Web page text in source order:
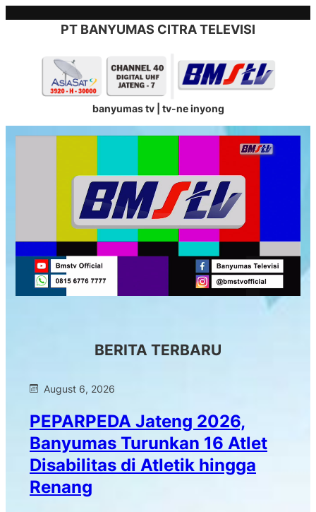
PT BANYUMAS CITRA TELEVISI
banyumas tv | tv-ne inyong
UnmuteStream
BERITA TERBARU
August 6, 2026
PEPARPEDA Jateng 2026,
Banyumas Turunkan 16 Atlet
Disabilitas di Atletik hingga
Renang